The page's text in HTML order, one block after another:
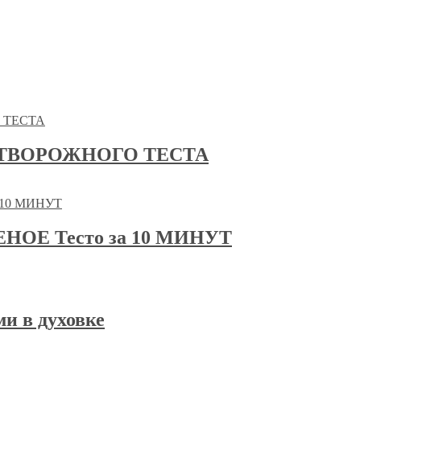
ТЕСТА
Тесто за 10 МИНУТ
в духовке